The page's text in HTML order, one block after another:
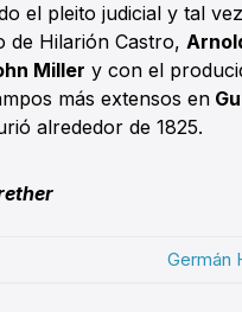
el pleito judicial y tal
de Hilarión Castro,
Miller y con el
más extensos en
alrededor de 1825.
Germán